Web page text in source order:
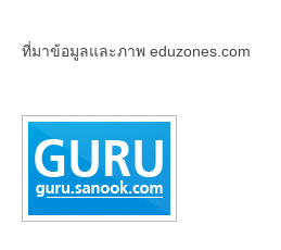
ที่มาข้อมูลและภาพ eduzones.com